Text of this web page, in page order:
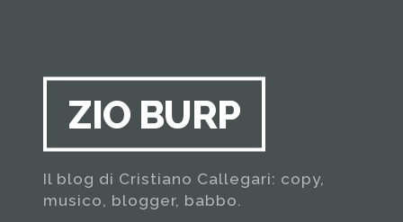
ZIO BURP
Il blog di Cristiano Callegari: copy,
musico, blogger, babbo.